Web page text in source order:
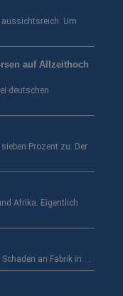
Um
auf Allzeithoch
deutschen
Prozent zu. Der
Afrika. Eigentlich
an Fabrik in …